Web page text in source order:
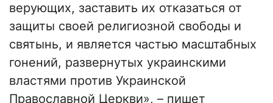
верующих, заставить их отказаться от
защиты своей религиозной свободы и
святынь, и является частью масштабных
гонений, развернутых украинскими
властями против Украинской
Православной Церкви», – пишет